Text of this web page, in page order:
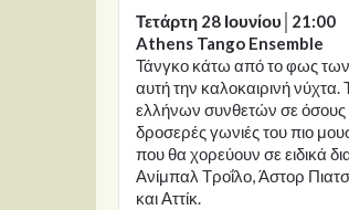
Τετάρτη 28 Ιουνίου│21:00
Athens Tango Ensemble
Τάνγκο κάτω από το φως των
αυτή την καλοκαιρινή
ελλήνων συνθετών σε όσους
δροσερές γωνιές του πιο
που θα χορεύουν σε ειδικά
Ανίμπαλ Τροΐλο, Άστορ
και Αττίκ.